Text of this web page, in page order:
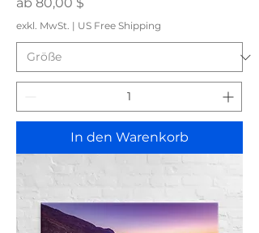
ab 80,00 $
exkl. MwSt. | US Free Shipping
In den Warenkorb